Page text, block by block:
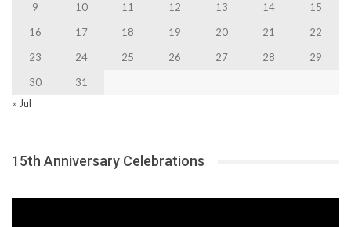
9
10 11 12 13 14
15
16
17 18 19 20 21
22
23
24 25 26 27 28
29
30
31
« Jul
15th Anniversary Celebrations